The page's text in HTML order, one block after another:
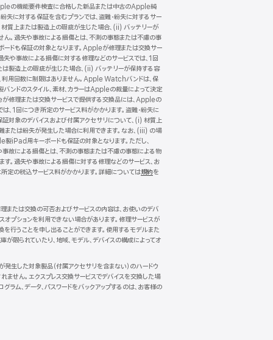
の機能要件検査に合格した新品または中古のApple純
失に対する保証を含むプランでは、盗難・紛失に対するサー
材質上または製造上の瑕疵が生じた場合、(ii) バッテリーが
。過失や事故による損傷とは、不測の事態または不慮の事
ドも保証の対象となります。Appleが修理または交換サー
や事故による損傷に対する修理などのサービスでは、1回
は製造上の瑕疵が生じた場合、(ii) バッテリーが保持する容
用回数に制限はありません。Apple Watchバンドは、保
ドのスタイル、素材、カラーはAppleの裁量によって決定
修理または交換サービスで提供する交換品には、Appleの
1回につき所定のサービス料がかかります。盗難・紛失に
証対象のデバイスおよび付属アクセサリについて、(i) 材質上
たは紛失が発生した場合に利用できます。なお、(iii) の場
用キーボードも保証の対象となります。ただし、
による損傷とは、不測の事態または不慮の事態による物
過失や事故による損傷に対する修理などのサービス、お
定の税込サービス料がかかります。詳細については規約（新
ン
ド
ウ
で
き
ま
す）
を
たは交換の可否およびサービスの内容は、お使いのデバ
プションを利用できない場合があります。修理サービスが
行うことを申し出ることができます。使用するモデルまた
限られていたり、地域、モデル、デバイスの構成によってオ
生した対象製品（付属アクセサリを含まない）のハードウ
せん。エクスプレス交換サービスでデバイスを交換した場
ム、データ、パスワードをバックアップするのは、お客様の